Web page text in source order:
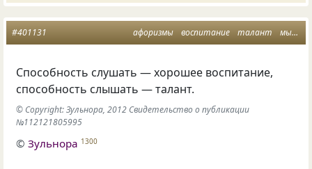
афоризмы воспитание талант мысли
#401131
Способность слушать — хорошее воспитание,
способность слышать — талант.
© Copyright: Зульнора, 2012 Свидетельство о публикации
№112121805995
©Зульнора 1300